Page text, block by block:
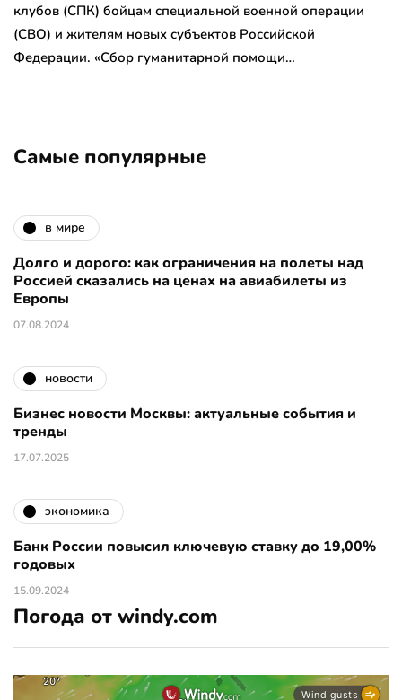
клубов (СПК) бойцам специальной военной операции
(СВО) и жителям новых субъектов Российской
Федерации. «Сбор гуманитарной помощи…
Самые популярные
в мире
Долго и дорого: как ограничения на полеты над
Россией сказались на ценах на авиабилеты из
Европы
07.08.2024
новости
Бизнес новости Москвы: актуальные события и
тренды
17.07.2025
экономика
Банк России повысил ключевую ставку до 19,00%
годовых
15.09.2024
Погода от windy.com